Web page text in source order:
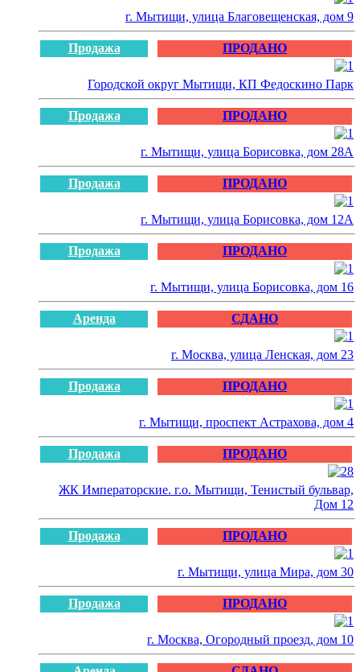
г. Мытищи, улица Благовещенская, дом 9
Продажа ПРОДАНО
Городской округ Мытищи, КП Федоскино Парк
Продажа ПРОДАНО
г. Мытищи, улица Борисовка, дом 28А
Продажа ПРОДАНО
г. Мытищи, улица Борисовка, дом 12А
Продажа ПРОДАНО
г. Мытищи, улица Борисовка, дом 16
Аренда СДАНО
г. Москва, улица Ленская, дом 23
Продажа ПРОДАНО
г. Мытищи, проспект Астрахова, дом 4
Продажа ПРОДАНО
ЖК Императорские. г.о. Мытищи, Тенистый бульвар,
Дом 12
Продажа ПРОДАНО
г. Мытищи, улица Мира, дом 30
Продажа ПРОДАНО
г. Москва, Огородный проезд, дом 10